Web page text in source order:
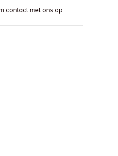
contact met ons op